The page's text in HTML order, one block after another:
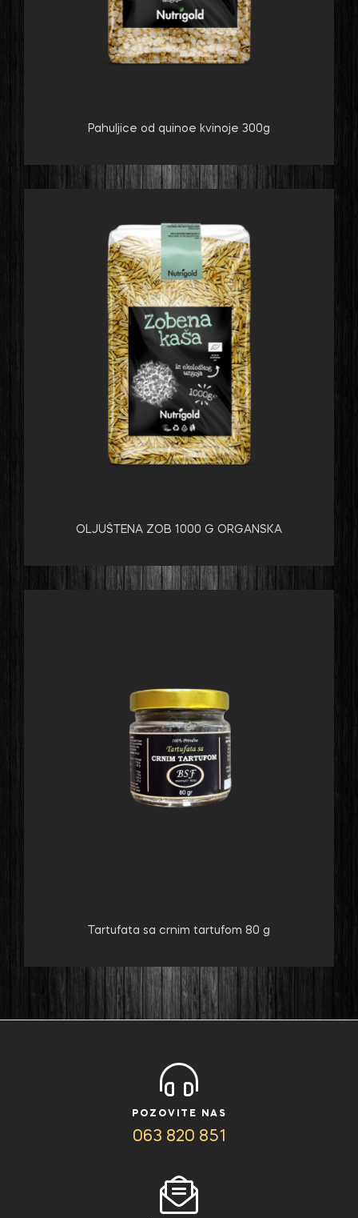
Pahuljice od quinoe kvinoje 300g
OLJUŠTENA ZOB 1000 G ORGANSKA
Tartufata sa crnim tartufom 80 g
POZOVITE NAS
063 820 851